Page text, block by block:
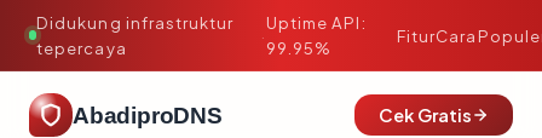
Didukung infrastruktur
tepercaya
·
Uptime API:
99.95%
FiturCara
AbadiproDNS Cek Gratis